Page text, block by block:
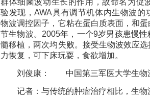
群体细菌波动生长的作用，故命名为促
验发现，AWA具有调节机体内生物波的
物波调控因子，它粘在蛋白质表面，和
节生物波。2005年，一个9岁男孩患慢
髓移植，两次均失败。接受生物波效应
力恢复，可下床玩耍，食欲增加。
刘俊康： 中国第三军医大学生物
记者：与传统的肿瘤治疗相比，生物